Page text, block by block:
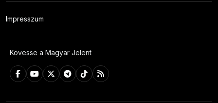
Impresszum
Kövesse a Magyar Jelent